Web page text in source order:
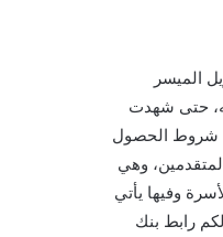
الميسر
الخاصة به، حتى شهدت
شروط الحصول
وهي
وفيها يأتي
رابط بنك